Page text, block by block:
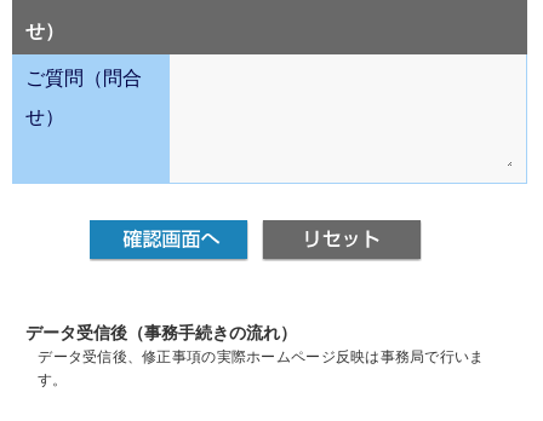
せ）
ご質問（問合
せ）
データ受信後（事務手続きの流れ）
データ受信後、修正事項の実際ホームページ反映は事務局で行いま
す。